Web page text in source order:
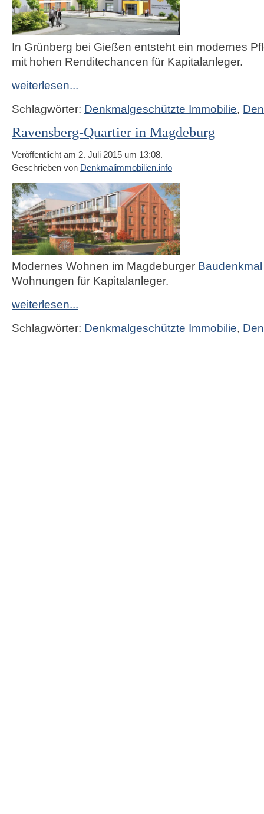
In Grünberg bei Gießen entsteht ein modernes
mit hohen Renditechancen für Kapitalanleger.
weiterlesen...
Schlagwörter: Denkmalgeschützte Immobilie,
Ravensberg-Quartier in Magdeburg
Veröffentlicht am 2. Juli 2015 um 13:08.
Geschrieben von Denkmalimmobilien.info
Modernes Wohnen im Magdeburger Baudenkmal
Wohnungen für Kapitalanleger.
weiterlesen...
Schlagwörter: Denkmalgeschützte Immobilie,